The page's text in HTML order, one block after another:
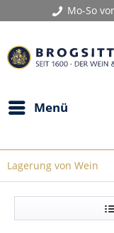
Mo-So
Menü
Lagerung von Wein